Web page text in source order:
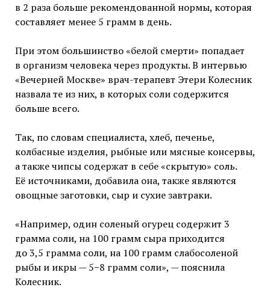
в 2 раза больше рекомендованной нормы, которая
составляет менее 5 грамм в день.
При этом большинство «белой смерти» попадает
в организм человека через продукты. В интервью
«Вечерней Москве» врач-терапевт Этери Колесник
назвала те из них, в которых соли содержится
больше всего.
Так, по словам специалиста, хлеб, печенье,
колбасные изделия, рыбные или мясные консервы,
а также чипсы содержат в себе «скрытую» соль.
Её источниками, добавила она, также являются
овощные заготовки, сыр и сухие завтраки.
«Например, один соленый огурец содержит 3
грамма соли, на 100 грамм сыра приходится
до 3,5 грамма соли, на 100 грамм слабосоленой
рыбы и икры — 5−8 грамм соли», — пояснила
Колесник.